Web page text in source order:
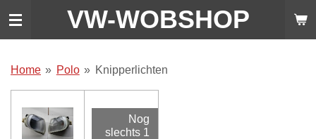
Ga
de
VW-WOBSHOP
Home » Polo » Knipperlichten
Nog
slechts 1